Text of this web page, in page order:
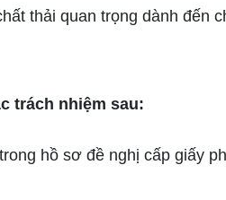
thải quan trọng dành đến
trách nhiệm sau:
hồ sơ đề nghị cấp giấy